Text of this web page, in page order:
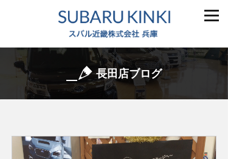
長田店ブログ